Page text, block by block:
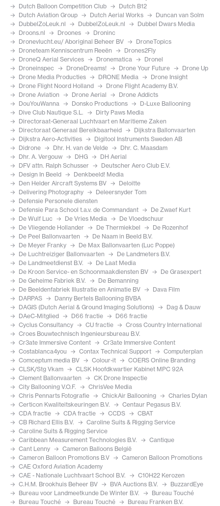
Dutch Balloon Competition Club
Dutch B12
Dutch Aviation Group
Dutch Aerial Works
Duncan van Solm
DubbelZoLeuk.nl
DubbelZoLeuk.nl
Dubbel Dwars Media
Droons.nl
Droones
Droninc
Dronevlucht.eu/ Aboriginal Beheer BV
DroneTopics
Droneteam Kenniscentrum Reeën
Drones2Fly
DroneQ Aerial Services
Dronematica
Dronel
Droneinspec
DroneDreams! Drone Your Future
Drone Up
Drone Media Producties
DRONE Media
Drone Insight
Drone Flight Noord Holland
Drone Flight Academy B.V.
Drone Aviation
Drone Aerial
Drone Addicts
DouYouWanna
Donsko Productions
D-Luxe Ballooning
Dive Club Nautique S.L.
Dirty Paws Media
Directoraat-Generaal Luchtvaart en Maritieme Zaken
Directoraat Generaal Bereikbaarheid
Dijkstra Ballonvaarten
Dijkstra Aero-Activities
Digitool Instruments Sweden AB
Didrone
Dhr. H. van de Velde
Dhr. C. Maasdam
Dhr. A. Vergouw
DHG
DH Aerial
DFV attn. Ralph Schusser
Deutscher Aero Club E.V.
Design In Beeld
Denkbeeld! Media
Den Helder Aircraft Systems BV
Deloitte
Delivering Photography
Deleersnyder Tom
Defensie Personele diensten
Defensie Para School t.a.v. de Commandant
De Zwaef Kurt
De Wulf Luc
De Vries Media
De Vloedschuur
De Vliegende Hollander
De Thermiekbel
De Rozenhof
De Peel Ballonvaarten
De Naam in Beeld B.V.
De Meyer Franky
De Max Ballonvaarten (Luc Poppe)
De Luchtreiziger Ballonvaarten
De Landmeters B.V.
De Landmeetdienst B.V.
De Laat Media
De Kroon Service- en Schoonmaakdiensten BV
De Grasexpert
De Geheime Fabriek B.V.
De Bemanning
De Beeldenfabriek Illustratie en Animatie BV
Dava Film
DARPAS
Danny Bertels Ballooning BVBA
DAGIS (Dutch Aerial & Ground Imaging Solutions)
Dag & Dauw
DAeC-Mitglied
D66 fractie
D66 fractie
Cyclus Consultancy
CU fractie
Cross Country International
Croes Bouwtechnisch Ingenieursbureau B.V.
Cr3ate Immersive Content
Cr3ate Immersive Content
Costablanca4you
Contax Technical Support
Computerplan
Comceptum media BV
Colour-it
COERS Online Branding
CLSK/Stg Vkam
CLSK Hoofdkwartier Kabinet MPC 92A
Clement Ballonvaarten
CK Drone Inspectie
City Ballooning V.O.F.
ChrisVee Media
Chris Pennarts Fotografie
ChickAir Ballooning
Charles Dylan
Certicon Kwaliteitskeuringen B.V.
Centaur Pegasus B.V.
CDA fractie
CDA fractie CCDS
CBAT
CB Richard Ellis B.V.
Caroline Suits & Rigging Service
Caroline Suits & Rigging Service
Caribbean Measurement Technologies B.V.
Cantique
Cant Lenny
Cameron Balloons België
Cameron Balloon Promotions B.V
Cameron Balloon Promotions
CAE Oxford Aviation Academy
CAE - Nationale Luchtvaart School B.V.
C10H22 Kerozen
C.H.M. Brookhuis Beheer BV
BVA Auctions B.V.
BuzzardEye
Bureau voor Landmeetkunde De Winter B.V.
Bureau Touché
Bureau Touché
Bureau Touché
Bureau Franken B.V.